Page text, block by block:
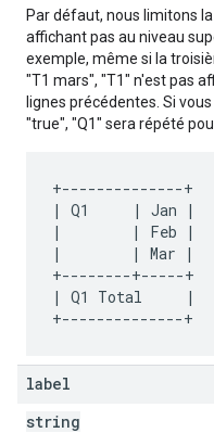
Par défaut, nous limitons
affichant pas au niveau
exemple, même si la
"T1 mars", "T1" n'est pas
lignes précédentes. Si
"true", "Q1" sera répété
+--------------+
| Q1     | Jan |
|        | Feb |
|        | Mar |
+--------+-----+
| Q1 Total     |
label
string